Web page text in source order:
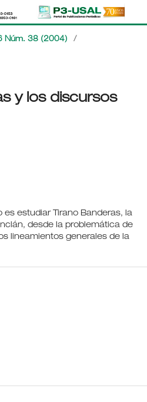
Núm. 38 (2004) /
y los discursos
es estudiar Tirano Banderas, la
desde la problemática de
lineamientos generales de la